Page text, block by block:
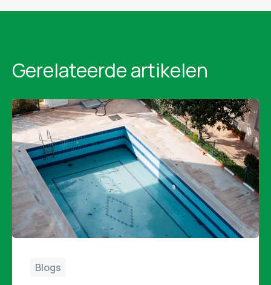
Gerelateerde artikelen
Blogs